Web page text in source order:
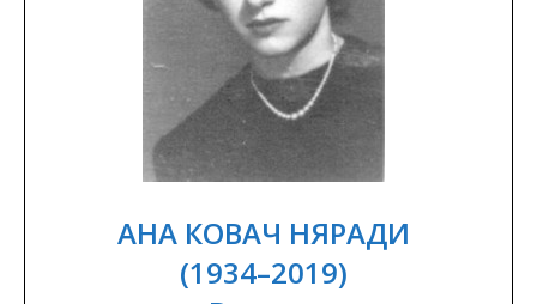
АНА КОВАЧ НЯРАДИ
(1934–2019)